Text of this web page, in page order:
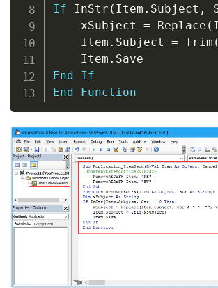
If InStr ( Item . Subject ,
    xSubject
= Replace (
    Item
. Subject = Trim (
    Item
.
End
If
End
Function